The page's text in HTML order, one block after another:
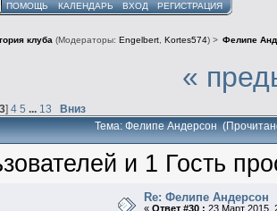
ПОМОЩЬ КАЛЕНДАРЬ ВХОД РЕГИСТРАЦИЯ
клуба (Модераторы: Engelbert, Kortes574) > Фелипе
«
3] 4 5 13 Вниз
Тема: Фелипе Андерсон
и 1 Гость
Re: Фелипе Андерсон
«Ответ #30 : 23 Март 2015,